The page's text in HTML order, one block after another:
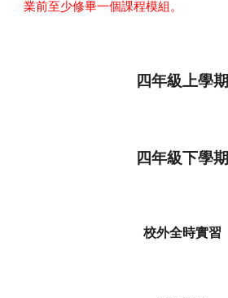
業前至少修畢一個課程模組。
四年級上學期
四年級下學期
校外全時實習